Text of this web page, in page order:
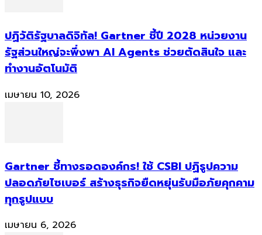
ปฏิวัติรัฐบาลดิจิทัล! Gartner ชี้ปี 2028 หน่วยงาน
รัฐส่วนใหญ่จะพึ่งพา AI Agents ช่วยตัดสินใจ และ
ทำงานอัตโนมัติ
เมษายน 10, 2026
Gartner ชี้ทางรอดองค์กร! ใช้ CSBI ปฏิรูปความ
ปลอดภัยไซเบอร์ สร้างธุรกิจยืดหยุ่นรับมือภัยคุกคาม
ทุกรูปแบบ
เมษายน 6, 2026